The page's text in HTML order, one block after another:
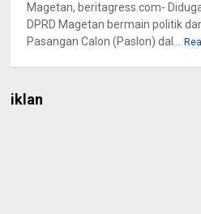
Magetan, beritagress.com-
DPRD Magetan bermain politik
Pasangan Calon (Paslon) dal...
iklan